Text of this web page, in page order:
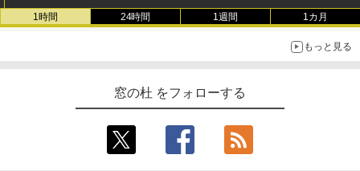
1時間 24時間 1週間 1カ月
もっと見る
窓の杜 をフォローする